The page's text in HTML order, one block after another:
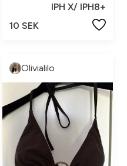
IPH X/ IPH8+
10 SEK
Olivialilo